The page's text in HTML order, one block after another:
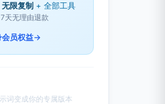
无限复制 + 全部工具
天无理由退款
会员权益→
词变成你的专属版本